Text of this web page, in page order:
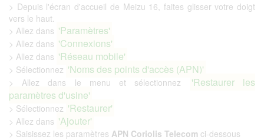
> Depuis l'écran d'accueil de Meizu 16, faites glisser votre doigt
vers le haut.
> Allez dans 'Paramètres'
> Allez dans 'Connexions'
> Allez dans 'Réseau mobile'
> Sélectionnez 'Noms des points d'accès (APN)'
> Allez dans le menu et sélectionnez
'Restaurer les
paramètres d'usine'
> Sélectionnez 'Restaurer'
> Allez dans 'Ajouter'
> Saisissez les paramètres APN Coriolis Telecom ci-dessous